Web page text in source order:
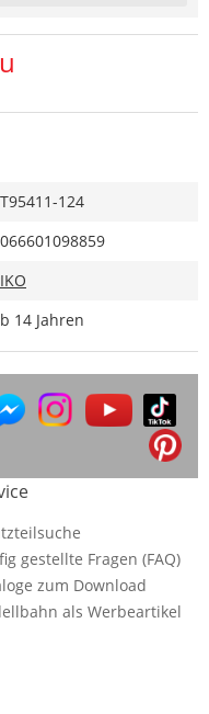
124
14 Jahren
gestellte Fragen (FAQ)
zum Download
als Werbeartikel